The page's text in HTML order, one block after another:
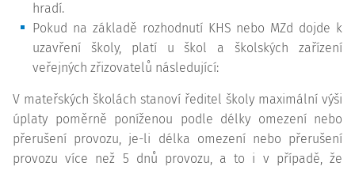
hradí.
Pokud na základě rozhodnutí KHS nebo MZd dojde k
uzavření školy, platí u škol a školských zařízení
veřejných zřizovatelů následující:
V mateřských školách stanoví ředitel školy maximální výši
úplaty poměrně poníženou podle délky omezení nebo
přerušení provozu, je-li délka omezení nebo přerušení
provozu více než 5 dnů provozu, a to i v případě, že